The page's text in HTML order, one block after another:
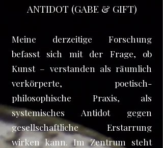
ANTIDOT (GABE & GIFT)
Meine derzeitige Forschung
befasst sich mit der Frage, ob
Kunst – verstanden als räumlich
verkörperte, poetisch-
philosophische Praxis, als
systemisches Antidot gegen
gesellschaftliche Erstarrung
wirken kann. Im Zentrum steht